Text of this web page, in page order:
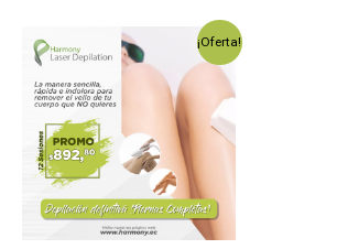
¡Oferta!